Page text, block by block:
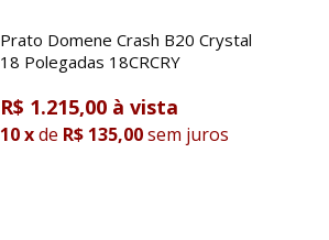
Prato Domene Crash B20 Crystal
18 Polegadas 18CRCRY
R$ 1.215,00
10xde R$ 135,00sem juros